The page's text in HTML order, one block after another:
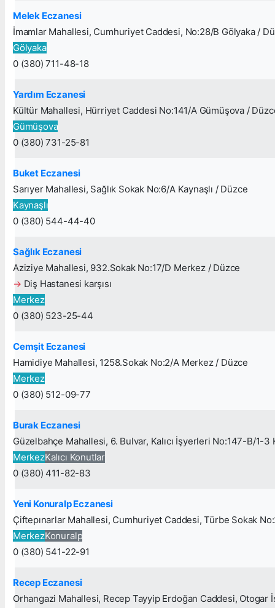
Melek Eczanesi
İmamlar Mahallesi, Cumhuriyet Caddesi, No:28/B Gölyaka /
Gölyaka
0 (380) 711-48-18
Yardım Eczanesi
Kültür Mahallesi, Hürriyet Caddesi No:141/A Gümüşova /
Gümüşova
0 (380) 731-25-81
Buket Eczanesi
Sarıyer Mahallesi, Sağlık Sokak No:6/A Kaynaşlı / Düzce
Kaynaşlı
0 (380) 544-44-40
Sağlık Eczanesi
Aziziye Mahallesi, 932.Sokak No:17/D Merkez / Düzce
→ Diş Hastanesi karşısı
Merkez
0 (380) 523-25-44
Cemşit Eczanesi
Hamidiye Mahallesi, 1258.Sokak No:2/A Merkez / Düzce
Merkez
0 (380) 512-09-77
Burak Eczanesi
Güzelbahçe Mahallesi, 6. Bulvar, Kalıcı İşyerleri No:147-B/1-3
MerkezKalıcı Konutlar
0 (380) 411-82-83
Yeni Konuralp Eczanesi
Çiftepınarlar Mahallesi, Cumhuriyet Caddesi, Türbe Sokak
MerkezKonuralp
0 (380) 541-22-91
Recep Eczanesi
Orhangazi Mahallesi, Recep Tayyip Erdoğan Caddesi, Otogar